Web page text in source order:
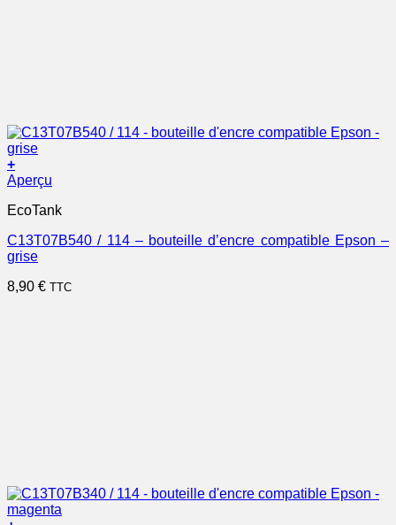
+
Aperçu
EcoTank
C13T07B540 / 114 – bouteille d’encre compatible Epson –
grise
8,90 € TTC